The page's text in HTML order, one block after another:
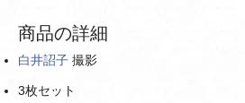
商品の詳細
白井詔子 撮影
3枚セット